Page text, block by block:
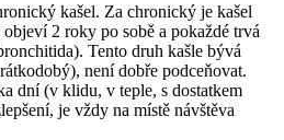
kašel. Za chronický je kašel
2 roky po sobě a pokaždé trvá
Tento druh kašle bývá
není dobře podceňovat.
dní (v klidu, v teple, s dostatkem
je vždy na místě návštěva